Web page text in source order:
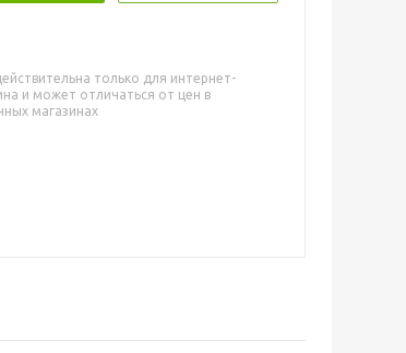
только для интернет-
и может отличаться от цен в
магазинах